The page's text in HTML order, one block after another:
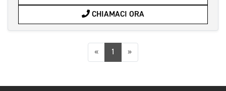
CHIAMACI ORA
«Precedente
1 »Successiva